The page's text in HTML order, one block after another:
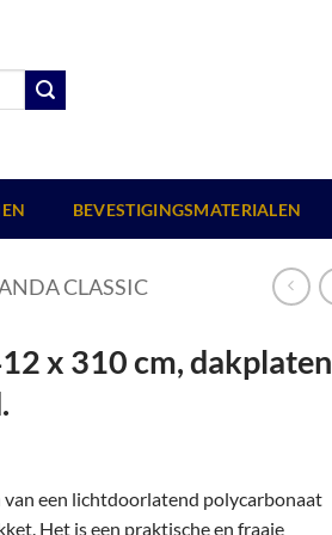
BEVESTIGINGSMATERIALEN
CLASSIC
x 310 cm, dakplaten
van een lichtdoorlatend polycarbonaat
Het is een praktische en fraaie